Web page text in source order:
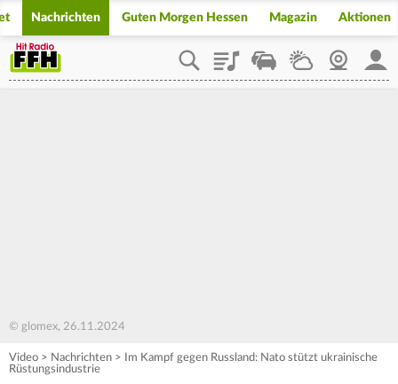
Nachrichten Guten Morgen Hessen Magazin Aktionen
PlaylistStaupilotWetterWebcam
© glomex, 26.11.2024
Video > Nachrichten >
Im Kampf gegen Russland: Nato stützt ukrainische
Rüstungsindustrie